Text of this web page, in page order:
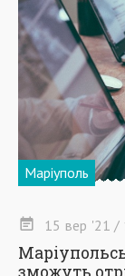
Маріуполь
15 вер '21 /